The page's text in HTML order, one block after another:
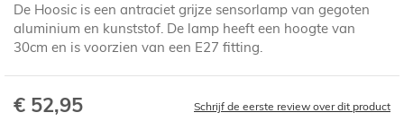
de
afbeeldingen-
gallerij
De Hoosic is een antraciet grijze sensorlamp van gegoten
aluminium en kunststof. De lamp heeft een hoogte van
30cm en is voorzien van een E27 fitting.
€ 52,95 Schrijf de eerste review over dit product